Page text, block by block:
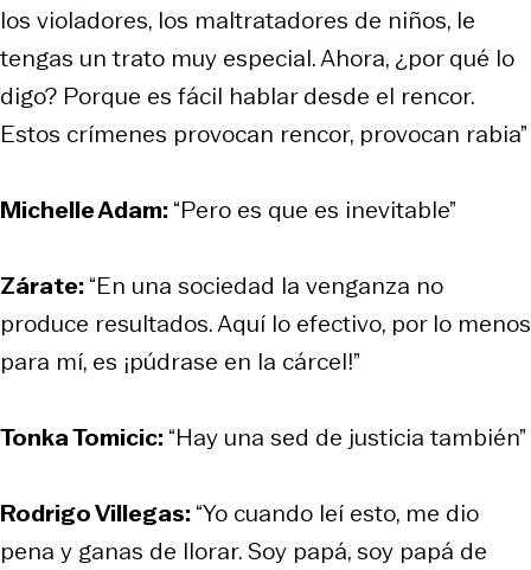
los violadores, los maltratadores de niños, le
tengas un trato muy especial. Ahora, ¿por qué lo
digo? Porque es fácil hablar desde el rencor.
Estos crímenes provocan rencor, provocan rabia”
Michelle Adam:“Pero es que es inevitable”
Zárate:“En una sociedad la venganza no
produce resultados. Aquí lo efectivo, por lo menos
para mí, es ¡púdrase en la cárcel!”
Tonka Tomicic:“Hay una sed de justicia también”
Rodrigo Villegas:“Yo cuando leí esto, me dio
pena y ganas de llorar. Soy papá, soy papá de